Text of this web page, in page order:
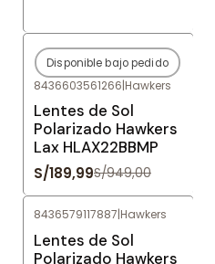
-80%OFF
Agotado
Disponible bajo pedido
8436603561266|Hawkers
Lentes de Sol
Polarizado Hawkers
Lax HLAX22BBMP
S/189,99S/949,00
8436579117887|Hawkers
Lentes de Sol
Polarizado Hawkers